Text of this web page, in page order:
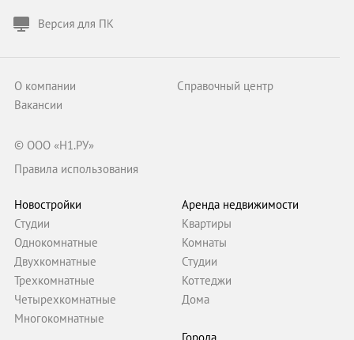
О компании
Справочный центр
Вакансии
© ООО «Н1.РУ»
Правила использования
Новостройки
Студии
Однокомнатные
Двухкомнатные
Трехкомнатные
Четырехкомнатные
Многокомнатные
Аренда недвижимости
Квартиры
Комнаты
Студии
Коттеджи
Дома